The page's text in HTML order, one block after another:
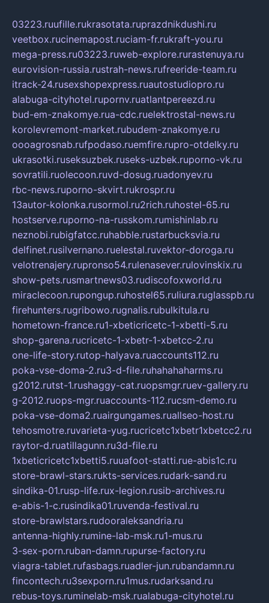
03223.ruufille.rukrasotata.ruprazdnikdushi.ru
veetbox.rucinemapost.ruciam-fr.rukraft-you.ru
mega-press.ru03223.ruweb-explore.rurastenuya.ru
eurovision-russia.rustrah-news.rufreeride-team.ru
itrack-24.rusexshopexpress.ruautostudiopro.ru
alabuga-cityhotel.rupornv.ruatlantpereezd.ru
bud-em-znakomye.rua-cdc.ruelektrostal-news.ru
korolevremont-market.rubudem-znakomye.ru
oooagrosnab.rufpodaso.ruemfire.rupro-otdelky.ru
ukrasotki.ruseksuzbek.ruseks-uzbek.ruporno-vk.ru
sovratili.ruolecoon.ruvd-dosug.ruadonyev.ru
rbc-news.ruporno-skvirt.rukrospr.ru
13autor-kolonka.rusormol.ru2rich.ruhostel-65.ru
hostserve.ruporno-na-russkom.rumishinlab.ru
neznobi.rubigfatcc.ruhabble.rustarbucksvia.ru
delfinet.rusilvernano.ruelestal.ruvektor-doroga.ru
velotrenajery.rupronso54.rulenasever.rulovinskix.ru
show-pets.rusmartnews03.rudiscofoxworld.ru
miraclecoon.rupongup.ruhostel65.ruliura.ruglasspb.ru
firehunters.rugribowo.rugnalis.rubulkitula.ru
hometown-france.ru1-xbeticricetc-1-xbetti-5.ru
shop-garena.rucricetc-1-xbetr-1-xbetcc-2.ru
one-life-story.rutop-halyava.ruaccounts112.ru
poka-vse-doma-2.ru3-d-file.ruhahahaharms.ru
g2012.rutst-1.rushaggy-cat.ruopsmgr.ruev-gallery.ru
g-2012.ruops-mgr.ruaccounts-112.rucsm-demo.ru
poka-vse-doma2.ruairgungames.ruallseo-host.ru
tehosmotre.ruvarieta-yug.rucricetc1xbetr1xbetcc2.ru
raytor-d.ruatillagunn.ru3d-file.ru
1xbeticricetc1xbetti5.ruuafoot-statti.rue-abis1c.ru
store-brawl-stars.rukts-services.rudark-sand.ru
sindika-01.rusp-life.rux-legion.rusib-archives.ru
e-abis-1-c.rusindika01.ruvenda-festival.ru
store-brawlstars.rudooraleksandria.ru
antenna-highly.rumine-lab-msk.ru1-mus.ru
3-sex-porn.ruban-damn.rupurse-factory.ru
viagra-tablet.rufasbags.ruadler-jun.rubandamn.ru
fincontech.ru3sexporn.ru1mus.rudarksand.ru
rebus-toys.ruminelab-msk.rualabuga-cityhotel.ru